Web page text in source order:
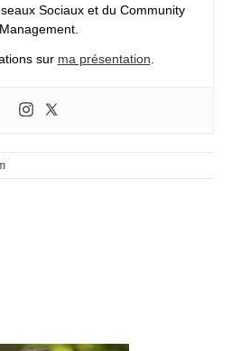
Sociaux et du Community
Management.
sur ma présentation.